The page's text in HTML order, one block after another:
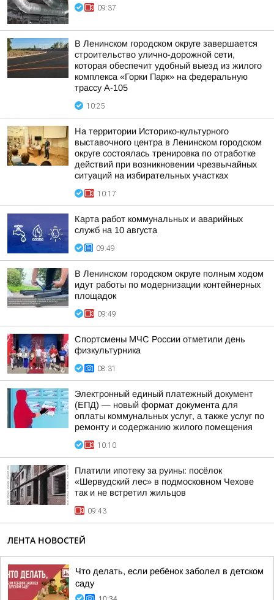
09:37
В Ленинском городском округе завершается
строительство улично-дорожной сети,
которая обеспечит удобный выезд из жилого
комплекса «Горки Парк» на федеральную
трассу А-105
10:25
На территории Историко-культурного
выставочного центра в Ленинском городском
округе состоялась тренировка по отработке
действий при возникновении чрезвычайных
ситуаций на избирательных участках
10:17
Карта работ коммунальных и аварийных
служб на 10 августа
09:49
В Ленинском городском округе полным ходом
идут работы по модернизации контейнерных
площадок
09:49
Спортсмены МЧС России отметили день
физкультурника
08:31
Электронный единый платежный документ
(ЕПД) — новый формат документа для
оплаты коммунальных услуг, а также услуг по
ремонту и содержанию жилого помещения
10:10
Платили ипотеку за руины: посёлок
«Шервудский лес» в подмосковном Чехове
так и не встретил жильцов
09:43
ЛЕНТА НОВОСТЕЙ
Что делать, если ребёнок заболел в детском
саду